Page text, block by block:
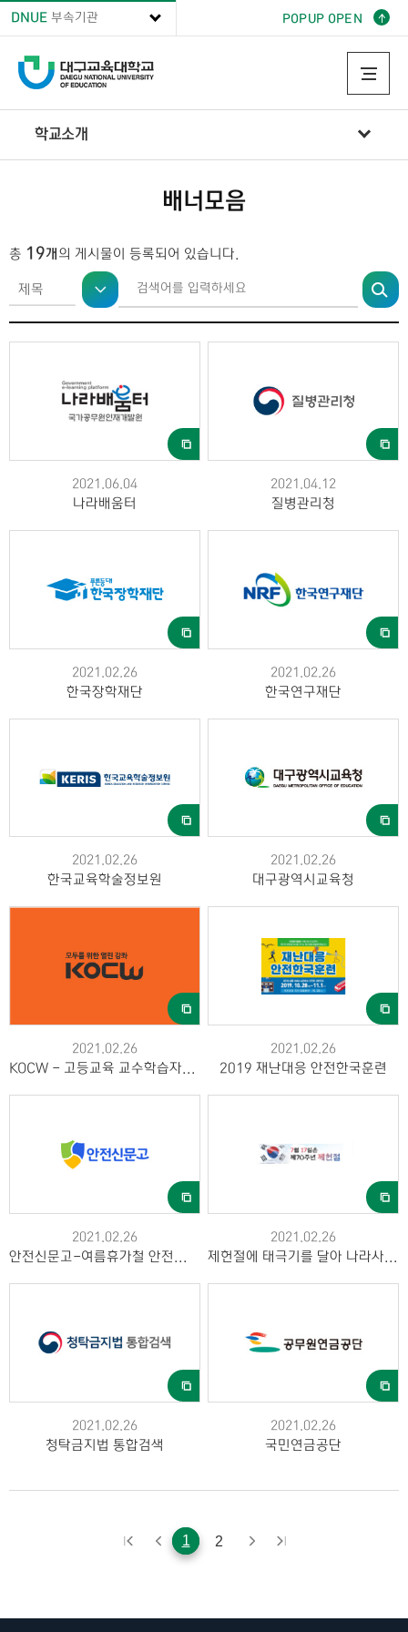
POPUP OPEN
DNUE 부속기관
학교소개
배너모음
총 19개 의 게시물이 등록되어 있습니다.
2021.06.04
나라배움터
2021.04.12
질병관리청
2021.02.26
한국장학재단
2021.02.26
한국연구재단
2021.02.26
한국교육학술정보원
2021.02.26
대구광역시교육청
2021.02.26
KOCW - 고등교육 교수학습자료 공동활용 서비스
2021.02.26
2019 재난대응 안전한국훈련
2021.02.26
안전신문고-여름휴가철 안전위협요인 집중 신고
2021.02.26
제헌절에 태극기를 달아 나라사랑을 실천합시다
2021.02.26
청탁금지법 통합검색
2021.02.26
국민연금공단
1 2